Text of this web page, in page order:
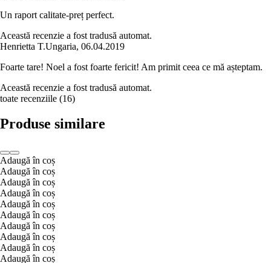
Un raport calitate-preț perfect.
Această recenzie a fost tradusă automat.
Henrietta T.Ungaria, 06.04.2019
Foarte tare! Noel a fost foarte fericit! Am primit ceea ce mă așteptam.
Această recenzie a fost tradusă automat.
toate recenziile (16)
Produse similare
Adaugă în coș
Adaugă în coș
Adaugă în coș
Adaugă în coș
Adaugă în coș
Adaugă în coș
Adaugă în coș
Adaugă în coș
Adaugă în coș
Adaugă în coș